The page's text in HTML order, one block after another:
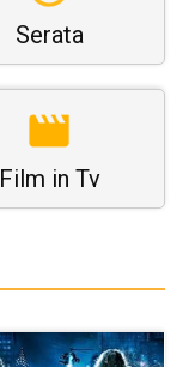
Serata
Film in Tv